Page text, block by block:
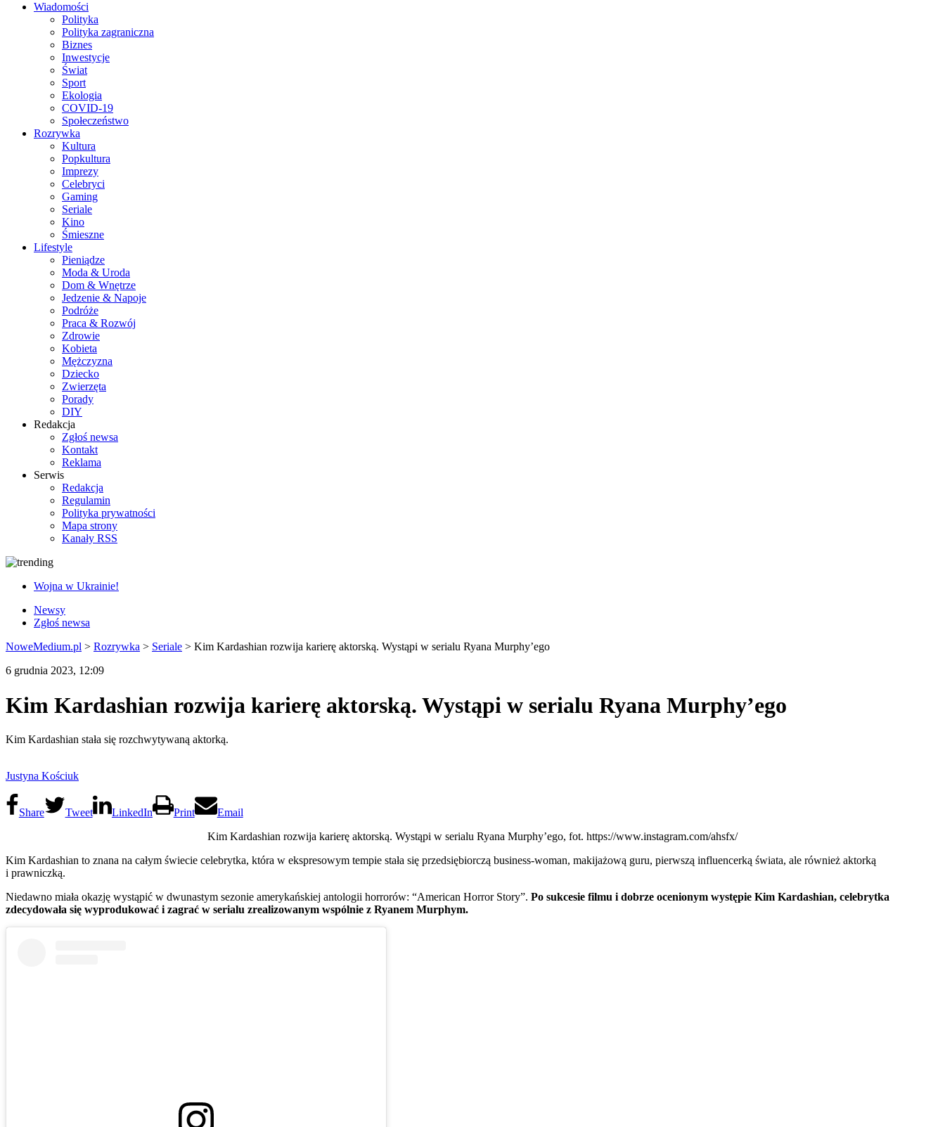
Wiadomości
Polityka
Polityka zagraniczna
Biznes
Inwestycje
Świat
Sport
Ekologia
COVID-19
Społeczeństwo
Rozrywka
Kultura
Popkultura
Imprezy
Celebryci
Gaming
Seriale
Kino
Śmieszne
Lifestyle
Pieniądze
Moda & Uroda
Dom & Wnętrze
Jedzenie & Napoje
Podróże
Praca & Rozwój
Zdrowie
Kobieta
Mężczyzna
Dziecko
Zwierzęta
Porady
DIY
Redakcja
Zgłoś newsa
Kontakt
Reklama
Serwis
Redakcja
Regulamin
Polityka prywatności
Mapa strony
Kanały RSS
Wojna w Ukrainie!
Newsy
Zgłoś newsa
NoweMedium.pl > Rozrywka > Seriale > Kim Kardashian rozwija karierę aktorską. Wystąpi w serialu Ryana Murphy’ego
6 grudnia 2023, 12:09
Kim Kardashian rozwija karierę aktorską. Wystąpi w serialu Ryana Murphy’ego
Kim Kardashian stała się rozchwytywaną aktorką.
Justyna Kościuk
Share Tweet LinkedIn Print
Email
Kim Kardashian rozwija karierę aktorską. Wystąpi w serialu Ryana Murphy’ego, fot. https://www.instagram.com/ahsfx/
Kim Kardashian to znana na całym świecie celebrytka, która w ekspresowym tempie stała się przedsiębiorczą business-woman, makijażową guru, pierwszą influencerką świata, ale również aktorką
i prawniczką.
Niedawno miała okazję wystąpić w dwunastym sezonie amerykańskiej antologii horrorów: “American Horror Story”. Po sukcesie filmu i dobrze ocenionym występie Kim Kardashian, celebrytka
zdecydowała się wyprodukować i zagrać w serialu zrealizowanym wspólnie z Ryanem Murphym.